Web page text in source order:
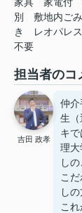
別
敷地内ご
き
レオパレ
不要
担当者のコ
吉田 政孝
仲介
生（
キ
理大
し
こ
し
こ